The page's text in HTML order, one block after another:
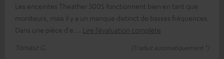
Les enceintes Theather 500S fonctionnent bien en tant que
moniteurs, mais il y a un manque distinct de basses fréquences.
Dans une pièce d'e
Lire l’évaluation complète
Tomasz G.
(Traduit automatiquement *)